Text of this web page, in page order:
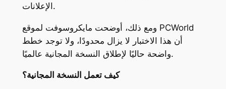
الإعلانات.
ومع ذلك، أوضحت مايكروسوفت لموقع PCWorld
أن هذا الاختبار لا يزال محدودًا، ولا توجد خطط
واضحة حاليًا لإطلاق النسخة المجانية عالميًا.
كيف تعمل النسخة المجانية؟